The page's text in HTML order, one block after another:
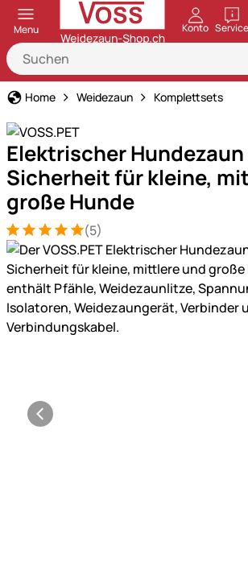
Menu Konto Service
Home Weidezaun Komplettsets
Elektrischer Hundezaun
Sicherheit für kleine,
große Hunde
Bewertung: 5 von 5 (5 Bewertungen)
5 Bewertungen
(5)
Produktgalerie